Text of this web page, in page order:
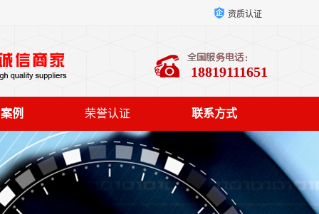
资质认证
18819111651
例 荣誉认证 联系方式